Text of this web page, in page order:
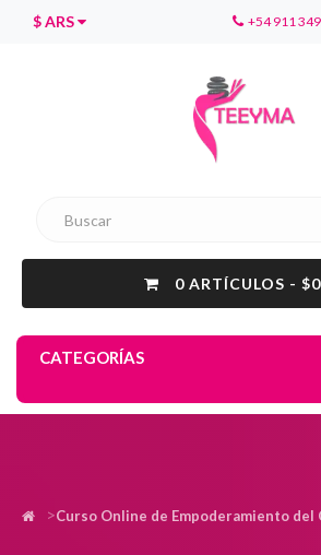
$ ARS +54 911
0 ARTÍCULOS -
CATEGORÍAS
Curso Online de Empoderamiento del